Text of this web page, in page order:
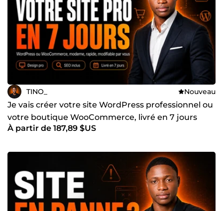
TINO_ Nouveau
Je vais créer votre site WordPress professionnel ou
votre boutique WooCommerce, livré en 7 jours
À partir de 187,89 $US